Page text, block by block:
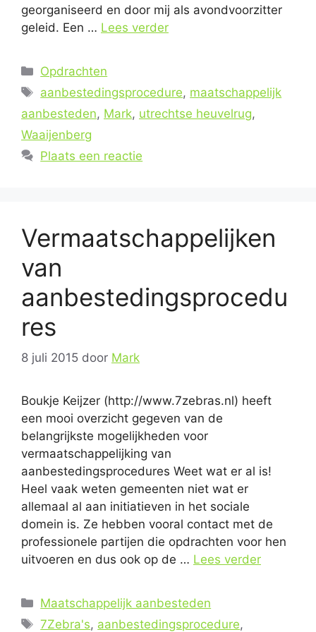
georganiseerd en door mij als avondvoorzitter
geleid. Een … Lees verder
Categorieën
Opdrachten
Tags
aanbestedingsprocedure, maatschappelijk
aanbesteden, Mark, utrechtse heuvelrug,
Waaijenberg
Plaats een reactie
Vermaatschappelijken
van
aanbestedingsprocedu
res
8 juli 2015 door Mark
Boukje Keijzer (http://www.7zebras.nl) heeft
een mooi overzicht gegeven van de
belangrijkste mogelijkheden voor
vermaatschappelijking van
aanbestedingsprocedures Weet wat er al is!
Heel vaak weten gemeenten niet wat er
allemaal al aan initiatieven in het sociale
domein is. Ze hebben vooral contact met de
professionele partijen die opdrachten voor hen
uitvoeren en dus ook op de … Lees verder
Categorieën
Maatschappelijk aanbesteden
Tags
7Zebra's, aanbestedingsprocedure,